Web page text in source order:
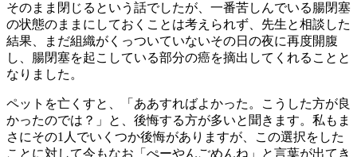
そのまま閉じるという話でしたが、一番苦しんでいる腸閉塞
の状態のままにしておくことは考えられず、先生と相談した
結果、まだ組織がくっついていないその日の夜に再度開腹
し、腸閉塞を起こしている部分の癌を摘出してくれることと
なりました。
ペットを亡くすと、「ああすればよかった。こうした方が良
かったのでは？」と、後悔する方が多いと聞きます。私もま
さにその1人でいくつか後悔がありますが、この選択をした
ことに対して今もなお「ぺーやんごめんね」と言葉が出てき